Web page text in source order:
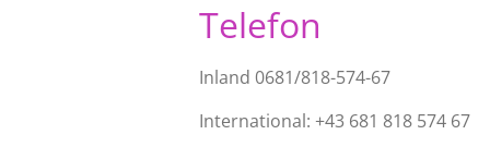
Telefon
Inland 0681/818-574-67
International: +43 681 818 574 67